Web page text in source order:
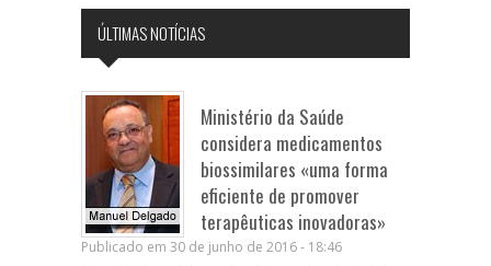
ÚLTIMAS NOTÍCIAS
Ministério da Saúde
considera medicamentos
biossimilares «uma forma
eficiente de promover
terapêuticas inovadoras»
Publicado em 30 de junho de 2016 - 18:46